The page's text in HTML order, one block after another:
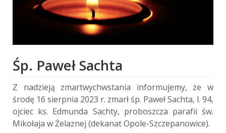
Śp. Paweł Sachta
Z nadzieją zmartwychwstania informujemy, że w
środę 16 sierpnia 2023 r. zmarł śp. Paweł Sachta, l. 94,
ojciec ks. Edmunda Sachty, proboszcza parafii św.
Mikołaja w Żelaznej (dekanat Opole-Szczepanowice).